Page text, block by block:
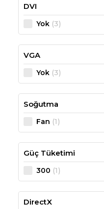
DVI
Yok (3)
VGA
Yok (3)
Soğutma
Fan (1)
Güç Tüketimi
300 (1)
DirectX